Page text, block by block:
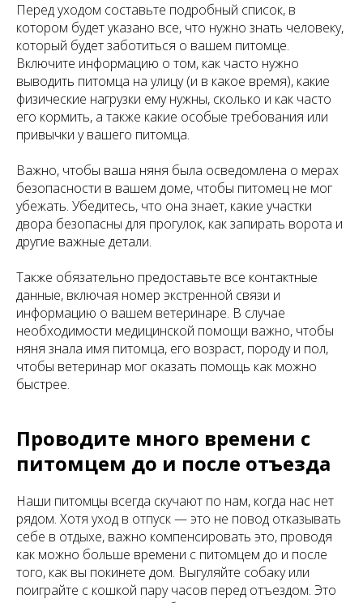
Перед уходом составьте подробный список, в
котором будет указано все, что нужно знать человеку,
который будет заботиться о вашем питомце.
Включите информацию о том, как часто нужно
выводить питомца на улицу (и в какое время), какие
физические нагрузки ему нужны, сколько и как часто
его кормить, а также какие особые требования или
привычки у вашего питомца.
Важно, чтобы ваша няня была осведомлена о мерах
безопасности в вашем доме, чтобы питомец не мог
убежать. Убедитесь, что она знает, какие участки
двора безопасны для прогулок, как запирать ворота и
другие важные детали.
Также обязательно предоставьте все контактные
данные, включая номер экстренной связи и
информацию о вашем ветеринаре. В случае
необходимости медицинской помощи важно, чтобы
няня знала имя питомца, его возраст, породу и пол,
чтобы ветеринар мог оказать помощь как можно
быстрее.
Проводите много времени с
питомцем до и после отъезда
Наши питомцы всегда скучают по нам, когда нас нет
рядом. Хотя уход в отпуск — это не повод отказывать
себе в отдыхе, важно компенсировать это, проводя
как можно больше времени с питомцем до и после
того, как вы покинете дом. Выгуляйте собаку или
поиграйте с кошкой пару часов перед отъездом. Это